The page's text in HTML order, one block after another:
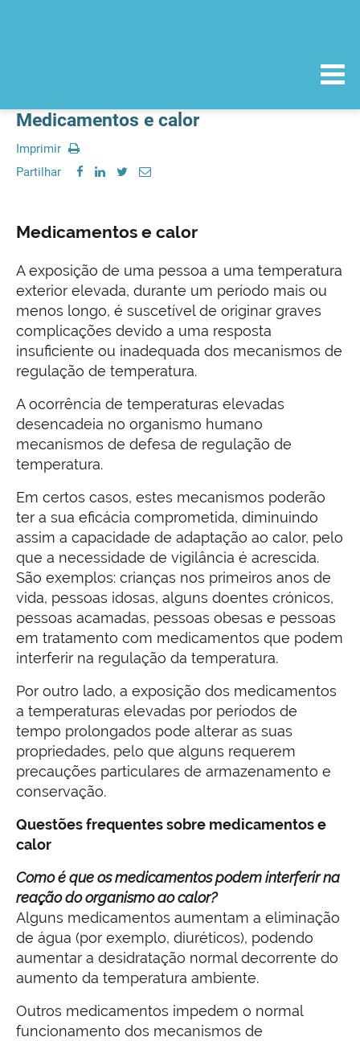
Medicamentos e calor
Imprimir
Partilhar
Medicamentos e calor
A exposição de uma pessoa a uma temperatura
exterior elevada, durante um período mais ou
menos longo, é suscetível de originar graves
complicações devido a uma resposta
insuficiente ou inadequada dos mecanismos de
regulação de temperatura.
A ocorrência de temperaturas elevadas
desencadeia no organismo humano
mecanismos de defesa de regulação de
temperatura.
Em certos casos, estes mecanismos poderão
ter a sua eficácia comprometida, diminuindo
assim a capacidade de adaptação ao calor, pelo
que a necessidade de vigilância é acrescida.
São exemplos: crianças nos primeiros anos de
vida, pessoas idosas, alguns doentes crónicos,
pessoas acamadas, pessoas obesas e pessoas
em tratamento com medicamentos que podem
interferir na regulação da temperatura.
Por outro lado, a exposição dos medicamentos
a temperaturas elevadas por períodos de
tempo prolongados pode alterar as suas
propriedades, pelo que alguns requerem
precauções particulares de armazenamento e
conservação.
Questões frequentes sobre medicamentos e
calor
Como é que os medicamentos podem interferir na
reação do organismo ao calor?
Alguns medicamentos aumentam a eliminação
de água (por exemplo, diuréticos), podendo
aumentar a desidratação normal decorrente do
aumento da temperatura ambiente.
Outros medicamentos impedem o normal
funcionamento dos mecanismos de